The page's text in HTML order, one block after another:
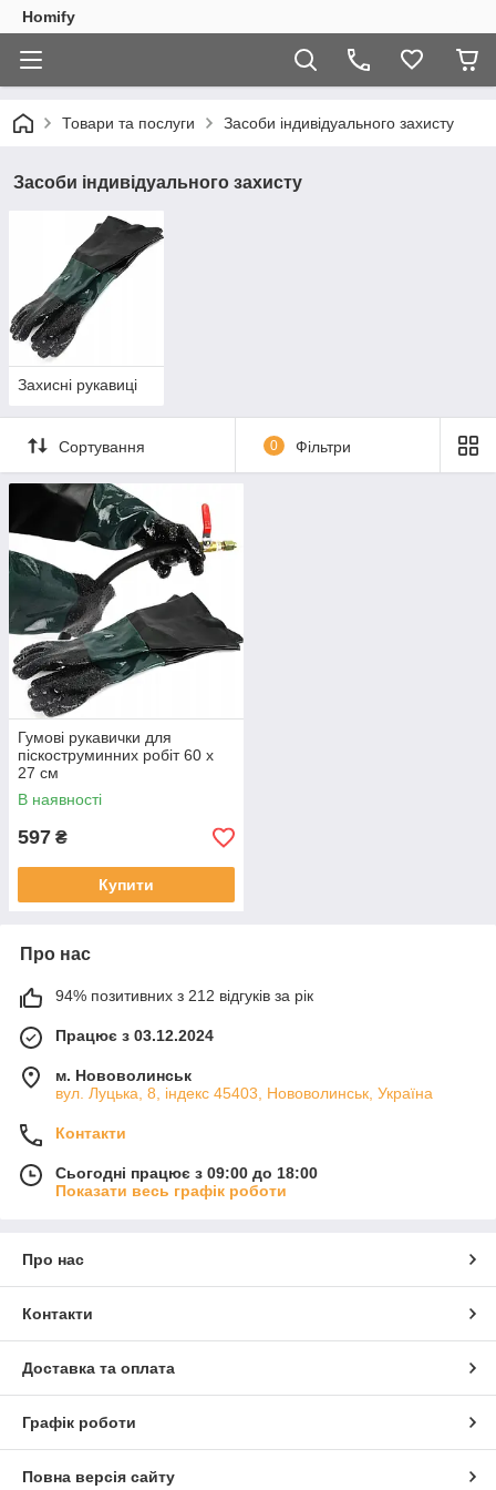
Homify
Товари та послуги Засоби індивідуального захисту
Засоби індивідуального захисту
Захисні рукавиці
Сортування 0 Фільтри
Гумові рукавички для
піскоструминних робіт 60 х
27 см
В наявності
597 ₴
Купити
Про нас
94% позитивних з 212 відгуків за рік
Працює з 03.12.2024
м. Нововолинськ
вул. Луцька, 8, індекс 45403, Нововолинськ, Україна
Контакти
Сьогодні працює з 09:00 до 18:00
Показати весь графік роботи
Про нас
Контакти
Доставка та оплата
Графік роботи
Повна версія сайту